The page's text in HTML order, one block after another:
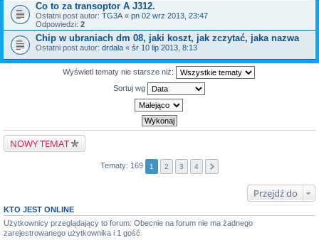
Co to za transoptor A J312.
Ostatni post autor: TG3A « pn 02 wrz 2013, 23:47
Odpowiedzi: 2
Chip w ubraniach dm 08, jaki koszt, jak zczytać, jaka nazwa
Ostatni post autor: drdala « śr 10 lip 2013, 8:13
Wyświetl tematy nie starsze niż:
Sortuj wg
NOWY TEMAT
Tematy: 169 1 2 3 4
Przejdź do
KTO JEST ONLINE
Użytkownicy przeglądający to forum: Obecnie na forum nie ma żadnego
zarejestrowanego użytkownika i 1 gość